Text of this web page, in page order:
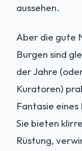
aussehen.
Aber die gute
Burgen sind
der Jahre
Kuratoren)
Fantasie
Sie bieten
Rüstung,